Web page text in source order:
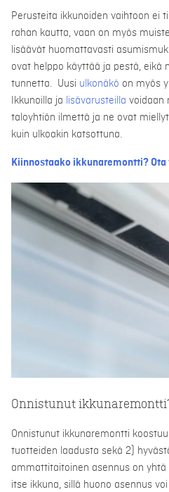
Perusteita ikkunoiden vaihtoon ei
rahan kautta, vaan on myös
lisäävät huomattavasti
ovat helppo käyttää ja pestä, eikä
tunnetta. Uusi ulkonäkö on myös
Ikkunoilla ja lisävarusteilla voidaan
taloyhtiön ilmettä ja ne ovat
kuin ulkoakin katsottuna.
Kiinnostaako ikkunaremontti? Ota
Onnistunut
Onnistunut ikkunaremontti
tuotteiden laadusta sekä 2)
ammattitaitoinen asennus on
itse ikkuna, sillä huono asennus